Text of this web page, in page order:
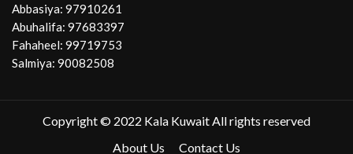
Abbasiya: 97910261
Abuhalifa: 97683397
Fahaheel: 99719753
Salmiya: 90082508
Copyright © 2022 Kala Kuwait All rights reserved
About Us
Contact Us